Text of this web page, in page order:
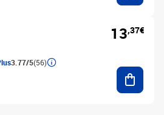
3.77/5(56)
13,37€